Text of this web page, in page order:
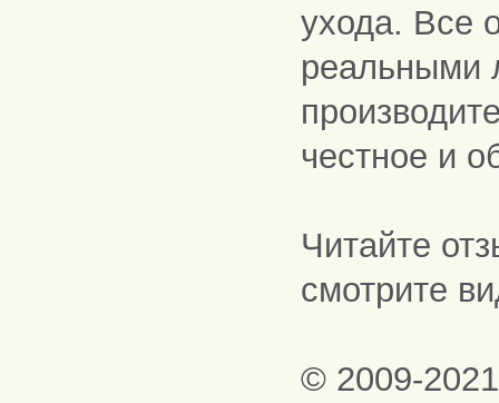
ухода. Все
реальными
честное и
Читайте
смотрите
© 2009-